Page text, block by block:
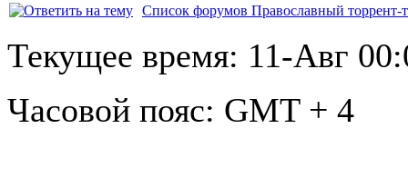
Список форумов Православный торрент-
Текущее время: 11-Авг
Часовой пояс: GMT + 4